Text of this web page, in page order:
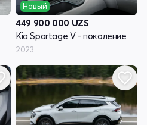
Новый
449 900 000 UZS
Kia Sportage V - поколение
2023